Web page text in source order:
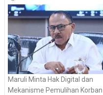
pos
Maruli Minta Hak Digital dan
Mekanisme Pemulihan Korban